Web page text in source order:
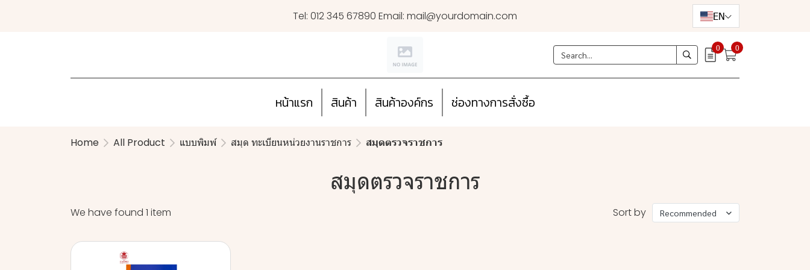
Tel: 012 345 67890 Email: mail@yourdomain.com EN
0 0
หน้าแรก สินค้า สินค้าองค์กร ช่องทางการสั่งซื้อ
Home All Product แบบพิมพ์ สมุด ทะเบียนหน่วยงานราชการ สมุดตรวจราชการ
สมุดตรวจราชการ
We have found 1 item Sort by Recommended